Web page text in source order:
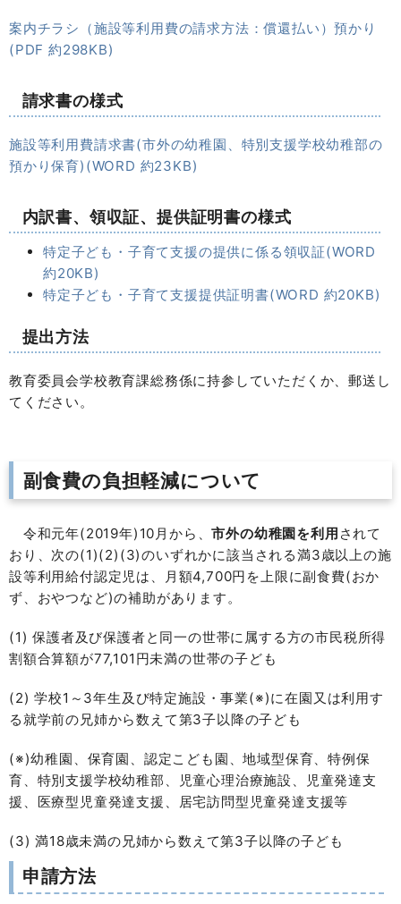
案内チラシ（施設等利用費の請求方法：償還払い）預かり
(PDF 約298KB)
請求書の様式
施設等利用費請求書(市外の幼稚園、特別支援学校幼稚部の
預かり保育)(WORD 約23KB)
内訳書、領収証、提供証明書の様式
特定子ども・子育て支援の提供に係る領収証(WORD
約20KB)
特定子ども・子育て支援提供証明書(WORD 約20KB)
提出方法
教育委員会学校教育課総務係に持参していただくか、郵送し
てください。
副食費の負担軽減について
令和元年(2019年)10月から、市外の幼稚園を利用 されて
おり、次の(1)(2)(3)のいずれかに該当される満3歳以上の施
設等利用給付認定児は、月額4,700円を上限に副食費(おか
ず、おやつなど)の補助があります。
(1) 保護者及び保護者と同一の世帯に属する方の市民税所得
割額合算額が77,101円未満の世帯の子ども
(2) 学校1～3年生及び特定施設・事業(※)に在園又は利用す
る就学前の兄姉から数えて第3子以降の子ども
(※)幼稚園、保育園、認定こども園、地域型保育、特例保
育、特別支援学校幼稚部、児童心理治療施設、児童発達支
援、医療型児童発達支援、居宅訪問型児童発達支援等
(3) 満18歳未満の兄姉から数えて第3子以降の子ども
申請方法